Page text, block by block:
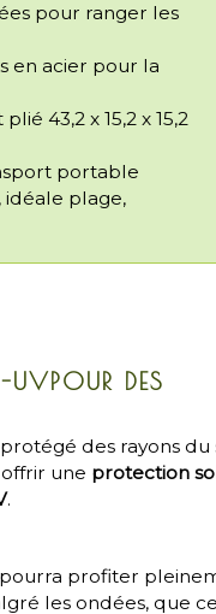
pour ranger les
en acier pour la
43,2 x 15,2 x 15,2
portable
idéale plage,
UVPOUR DES
des rayons du
une protection
.
profiter
les ondées, que